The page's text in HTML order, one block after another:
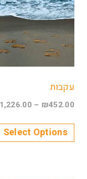
עקבות
₪452.00
–
1,226.00
Select Options